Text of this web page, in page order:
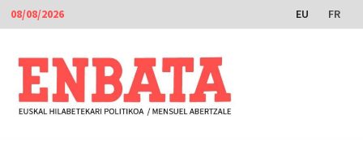
Skip
to
content
08/08/2026 EU FR